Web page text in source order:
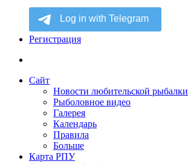
Регистрация
Сайт
Новости любительской рыбалки
Рыболовное видео
Галерея
Календарь
Правила
Больше
Карта РПУ